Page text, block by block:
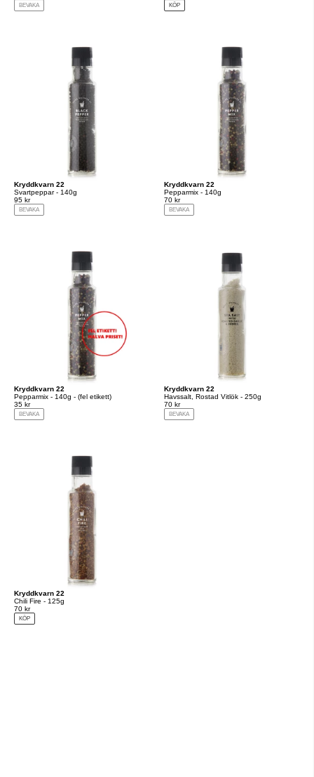
BEVAKA KÖP
Kryddkvarn 22
Svartpeppar - 140g
95 kr
BEVAKA
Kryddkvarn 22
Pepparmix - 140g
70 kr
BEVAKA
Kryddkvarn 22
Pepparmix - 140g - (fel etikett)
35 kr
BEVAKA
Kryddkvarn 22
Havssalt, Rostad Vitlök - 250g
70 kr
BEVAKA
Kryddkvarn 22
Chili Fire - 125g
70 kr
KÖP